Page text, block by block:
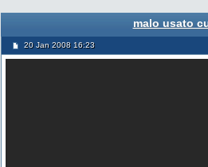
malo usato
20 Jan 2008 16:23